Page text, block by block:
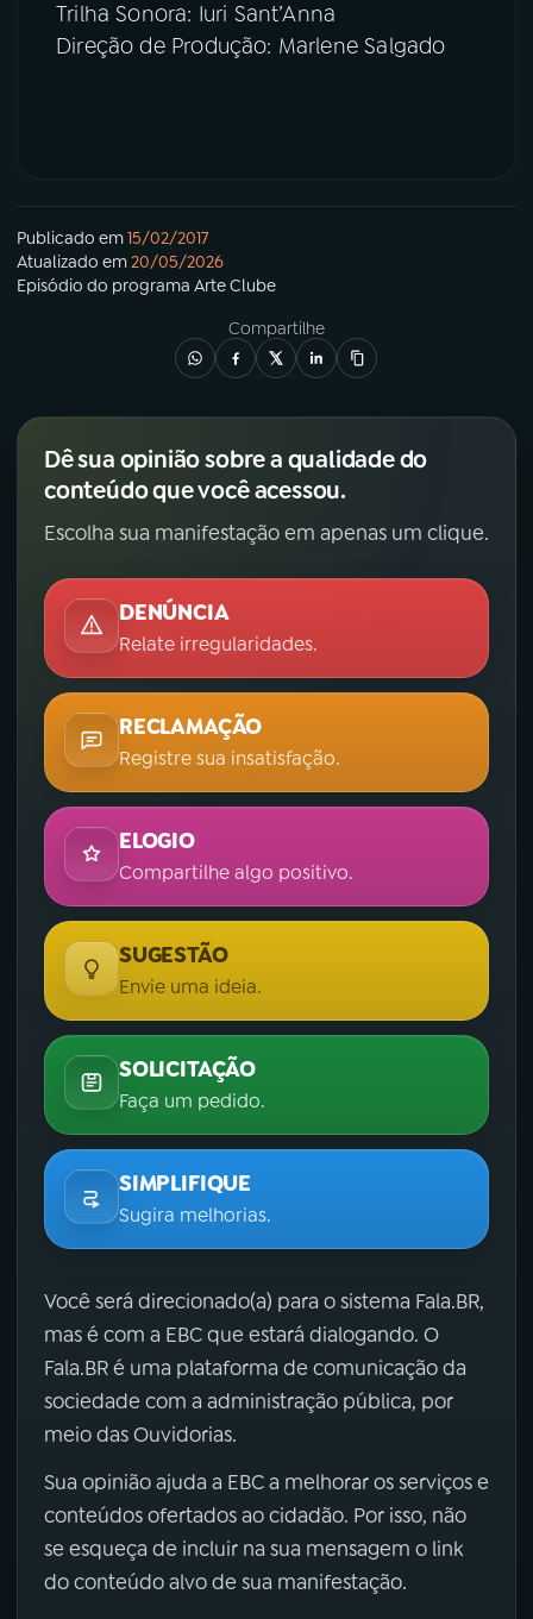
Trilha Sonora: Iuri Sant’Anna
Direção de Produção: Marlene Salgado
Publicado em15/02/2017
Atualizado em20/05/2026
Episódio do programa Arte Clube
Compartilhe
Dê sua opinião sobre a qualidade do
conteúdo que você acessou.
Escolha sua manifestação em apenas um clique.
DENÚNCIA
Relate irregularidades.
RECLAMAÇÃO
Registre sua insatisfação.
ELOGIO
Compartilhe algo positivo.
SUGESTÃO
Envie uma ideia.
SOLICITAÇÃO
Faça um pedido.
SIMPLIFIQUE
Sugira melhorias.
Você será direcionado(a) para o sistema Fala.BR,
mas é com a EBC que estará dialogando. O
Fala.BR é uma plataforma de comunicação da
sociedade com a administração pública, por
meio das Ouvidorias.
Sua opinião ajuda a EBC a melhorar os serviços e
conteúdos ofertados ao cidadão. Por isso, não
se esqueça de incluir na sua mensagem o link
do conteúdo alvo de sua manifestação.